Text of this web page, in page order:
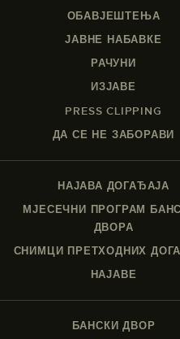
ОБАВЈЕШТЕЊА
ЈАВНЕ НАБАВКЕ
РАЧУНИ
ИЗЈАВЕ
PRESS CLIPPING
ДА СЕ НЕ ЗАБОРАВИ
НАЈАВА ДОГАЂАЈА
МЈЕСЕЧНИ ПРОГРАМ
ДВОРА
СНИМЦИ ПРЕТХОДНИХ
НАЈАВЕ
БАНСКИ ДВОР